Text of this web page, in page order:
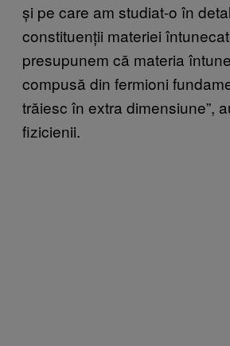
și pe care am studiat-o în
constituenții materiei
presupunem că materia
compusă din fermioni
trăiesc în extra dimensiune”,
fizicienii.